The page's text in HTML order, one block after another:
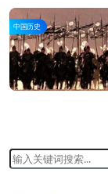
中国历史